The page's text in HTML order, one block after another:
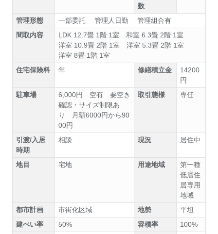
数
管理形態
一部委託 管理人日勤 管理組合有
間取内容
LDK 12.7畳 1階 1室
和室 6.3畳 2階 1室
洋室 10.9畳 2階 1室
洋室 5.3畳 2階 1室
洋室 8畳 1階 1室
住宅保険料
年 修繕積立金
14200
円
駐車場
6,000円 空有 要空き
確認・サイズ制限あ
り 月額6000円から90
00円
取引態様 専任
引渡/入居
時期
相談 現況 居住中
地目 宅地 用途地域
第一種
低層住
居専用
地域
都市計画
市街化区域 地勢
平坦
建ぺい率
50% 容積率
100%